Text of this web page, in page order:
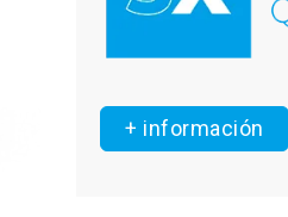
+ información